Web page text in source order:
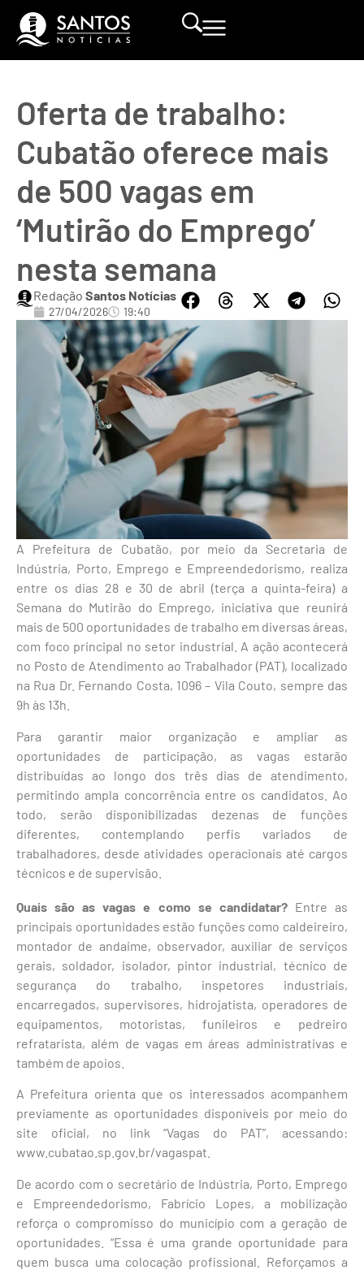
Oferta de trabalho:
Cubatão oferece mais
de 500 vagas em
‘Mutirão do Emprego’
nesta semana
Redação Santos Notícias
27/04/2026 19:40
A Prefeitura de Cubatão, por meio da Secretaria de
Indústria, Porto, Emprego e Empreendedorismo, realiza
entre os dias 28 e 30 de abril (terça a quinta-feira) a
Semana do Mutirão do Emprego, iniciativa que reunirá
mais de 500 oportunidades de trabalho em diversas áreas,
com foco principal no setor industrial. A ação acontecerá
no Posto de Atendimento ao Trabalhador (PAT), localizado
na Rua Dr. Fernando Costa, 1096 – Vila Couto, sempre das
9h às 13h.
Para garantir maior organização e ampliar as
oportunidades de participação, as vagas estarão
distribuídas ao longo dos três dias de atendimento,
permitindo ampla concorrência entre os candidatos. Ao
todo, serão disponibilizadas dezenas de funções
diferentes, contemplando perfis variados de
trabalhadores, desde atividades operacionais até cargos
técnicos e de supervisão.
Quais são as vagas e como se candidatar?Entre as
principais oportunidades estão funções como caldeireiro,
montador de andaime, observador, auxiliar de serviços
gerais, soldador, isolador, pintor industrial, técnico de
segurança do trabalho, inspetores industriais,
encarregados, supervisores, hidrojatista, operadores de
equipamentos, motoristas, funileiros e pedreiro
refratarista, além de vagas em áreas administrativas e
também de apoios.
A Prefeitura orienta que os interessados acompanhem
previamente as oportunidades disponíveis por meio do
site oficial, no link “Vagas do PAT”, acessando:
www.cubatao.sp.gov.br/vagaspat.
De acordo com o secretário de Indústria, Porto, Emprego
e Empreendedorismo, Fabrício Lopes, a mobilização
reforça o compromisso do município com a geração de
oportunidades. “Essa é uma grande oportunidade para
quem busca uma colocação profissional. Reforçamos a